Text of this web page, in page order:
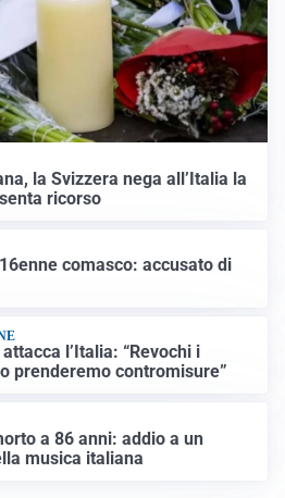
la Svizzera nega all’Italia la
ricorso
comasco: accusato di
l’Italia: “Revochi i
prenderemo contromisure”
a 86 anni: addio a un
musica italiana